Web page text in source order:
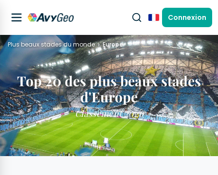
FrançaisConnexion
Plus beaux stades du monde Europe
Top 20 des plus beaux stades
d'Europe
Classement 2026